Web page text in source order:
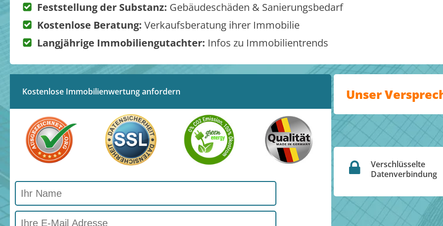
Feststellung der Substanz: Gebäudeschäden & Sanierungsbedarf
Kostenlose Beratung: Verkaufsberatung ihrer Immobilie
Langjährige Immobiliengutachter: Infos zu Immobilientrends
Kostenlose Immobilienwertung anfordern Unser
Verschlüsselte
Datenverbindung